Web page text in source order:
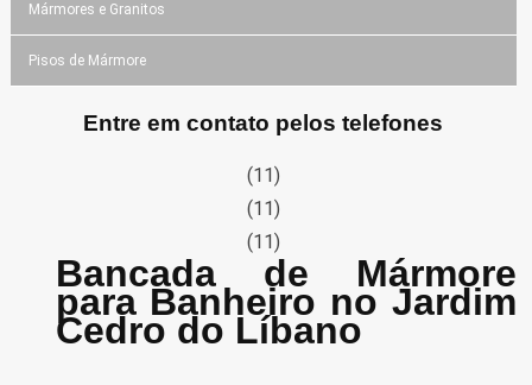
Mármores e Granitos
Pisos de Mármore
Entre em contato pelos telefones
(11)
(11)
(11)
Bancada de Mármore
para Banheiro no Jardim
Cedro do Líbano